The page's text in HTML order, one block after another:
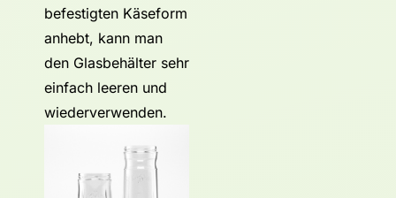
befestigten Käseform
anhebt, kann man
den Glasbehälter sehr
einfach leeren und
wiederverwenden.